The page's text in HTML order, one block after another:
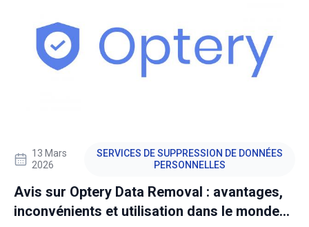
13 Mars
2026
SERVICES DE SUPPRESSION DE DONNÉES
PERSONNELLES
Avis sur Optery Data Removal : avantages,
inconvénients et utilisation dans le monde